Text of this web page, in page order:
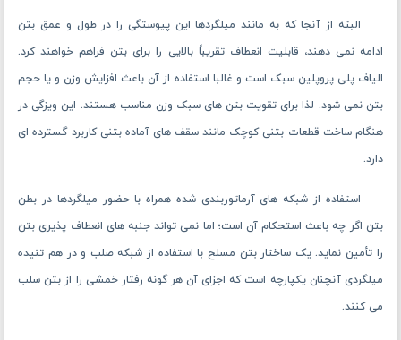
البته از آنجا که به مانند میلگردها این پیوستگی را در طول و عمق بتن
ادامه نمی دهند، قابلیت انعطاف تقریباً بالایی را برای بتن فراهم خواهند کرد.
الیاف پلی پروپلین سبک است و غالبا استفاده از آن باعث افزایش وزن و یا حجم
بتن نمی شود. لذا برای تقویت بتن های سبک وزن مناسب هستند. این ویزگی در
هنگام ساخت قطعات بتنی کوچک مانند سقف های آماده بتنی کاربرد گسترده ای
دارد.
استفاده از شبکه های آرماتوربندی شده همراه با حضور میلگردها در بطن
بتن اگر چه باعث استحکام آن است؛ اما نمی تواند جنبه های انعطاف پذیری بتن
را تأمین نماید. یک ساختار بتن مسلح با استفاده از شبکه صلب و در هم تنیده
میلگردی آنچنان یکپارچه است که اجزای آن هر گونه رفتار خمشی را از بتن سلب
می ‌کنند.